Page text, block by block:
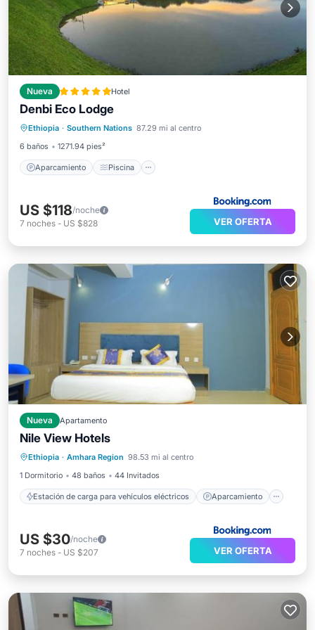
Nueva Hotel
Denbi Eco Lodge
Ethiopia · Southern Nations 87.29 mi al centro
6 baños
1271.94 pies²
Aparcamiento Piscina
Aparcamiento
Balcón/Terraza
Vistas
US $118/noche
7 noches - US $828 VER OFERTA
Nueva Apartamento
Nile View Hotels
Ethiopia · Amhara Region 98.53 mi al centro
1 Dormitorio
48 baños 44 Invitados
Estación de carga para vehículos eléctricos Aparcamiento
Estación de carga para vehículos eléctricos
Aparcamiento
Aire acondicionado
US $30/noche
7 noches - US $207 VER OFERTA